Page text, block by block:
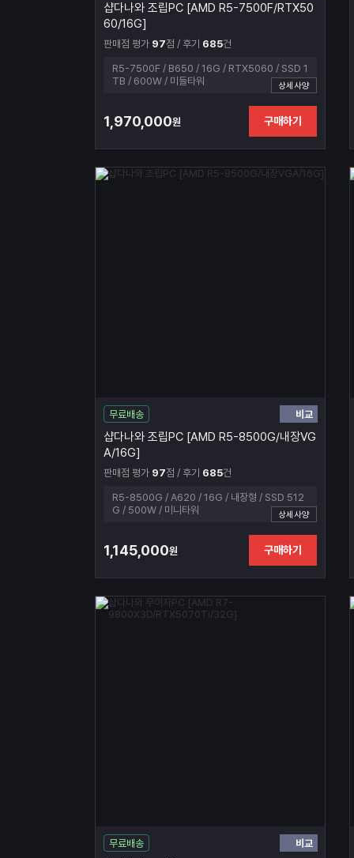
샵다나와 조립PC [AMD R5-7500F/RTX50
60/16G]
판매점 평가 97점 / 후기 685건
R5-7500F / B650 / 16G / RTX5060 / SSD 1
TB / 600W / 미들타워
상세사양
1,970,000원 구매하기
무료배송 비교
샵다나와 조립PC [AMD R5-8500G/내장VG
A/16G]
판매점 평가 97점 / 후기 685건
R5-8500G / A620 / 16G / 내장형 / SSD 512
G / 500W / 미니타워
상세사양
1,145,000원 구매하기
무료배송 비교